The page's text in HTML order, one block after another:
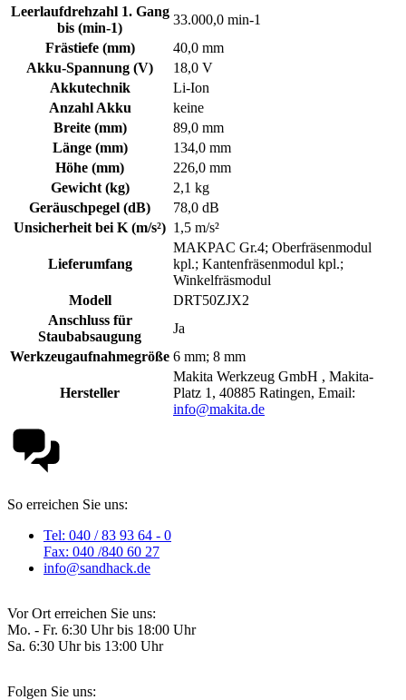
Leerlaufdrehzahl 1. Gang
bis (min-1)
33.000,0 min-1
Frästiefe (mm)
40,0 mm
Akku-Spannung (V)
18,0 V
Akkutechnik
Li-Ion
Anzahl Akku
keine
Breite (mm)
89,0 mm
Länge (mm)
134,0 mm
Höhe (mm)
226,0 mm
Gewicht (kg)
2,1 kg
Geräuschpegel (dB)
78,0 dB
Unsicherheit bei K (m/s²) 1,5 m/s²
Lieferumfang
MAKPAC Gr.4; Oberfräsenmodul
kpl.; Kantenfräsenmodul kpl.;
Winkelfräsmodul
Modell
DRT50ZJX2
Anschluss für
Staubabsaugung
Ja
Werkzeugaufnahmegröße 6 mm; 8 mm
Hersteller
Makita Werkzeug GmbH , Makita-
Platz 1, 40885 Ratingen, Email:
info@makita.de
So erreichen Sie uns:
Tel: 040 / 83 93 64 - 0
Fax: 040 /840 60 27
info@sandhack.de
Vor Ort erreichen Sie uns:
Mo. - Fr. 6:30 Uhr bis 18:00 Uhr
Sa. 6:30 Uhr bis 13:00 Uhr
Folgen Sie uns: